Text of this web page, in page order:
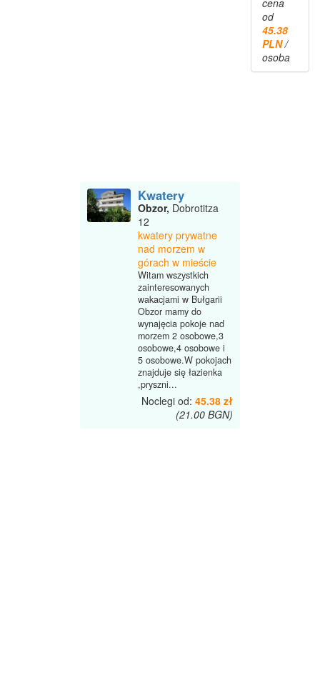
Kwatery
Obzor, Dobrotitza
12
kwatery prywatne
nad morzem w
górach w mieście
Witam wszystkich
zainteresowanych
wakacjami w Bułgarii
Obzor mamy do
wynajęcia pokoje nad
morzem 2 osobowe,3
osobowe,4 osobowe i
5 osobowe.W pokojach
znajduje się łazienka
,pryszni...
Noclegi od: 45.38 zł
(21.00 BGN)
cena
od
45.38
PLN/
osoba